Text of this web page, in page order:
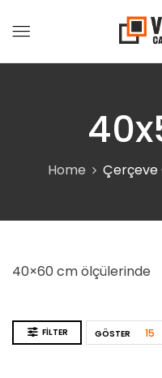
Home Çerçeve
40×60 cm ölçülerinde
FILTER GÖSTER 15